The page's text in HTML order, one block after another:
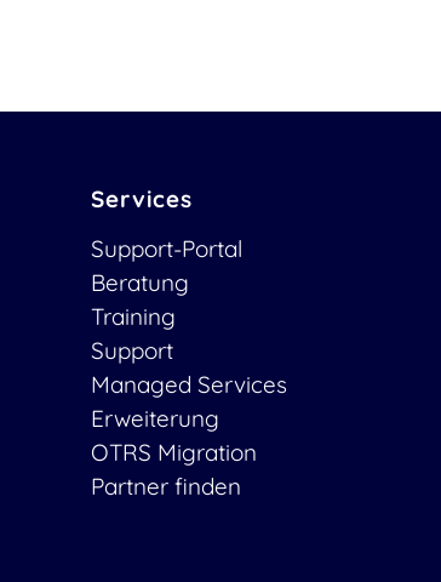
Services
Support-Portal
Beratung
Training
Support
Managed Services
Erweiterung
OTRS Migration
Partner finden